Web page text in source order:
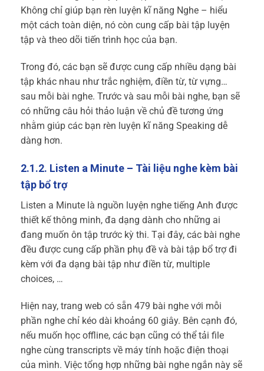
Không chỉ giúp bạn rèn luyện kĩ năng Nghe – hiểu
một cách toàn diện, nó còn cung cấp bài tập luyện
tập và theo dõi tiến trình học của bạn.
Trong đó, các bạn sẽ được cung cấp nhiều dạng bài
tập khác nhau như trắc nghiệm, điền từ, từ vựng…
sau mỗi bài nghe. Trước và sau mỗi bài nghe, bạn sẽ
có những câu hỏi thảo luận về chủ đề tương ứng
nhằm giúp các bạn rèn luyện kĩ năng Speaking dễ
dàng hơn.
2.1.2. Listen a Minute – Tài liệu nghe kèm bài
tập bổ trợ
Listen a Minute là nguồn luyện nghe tiếng Anh được
thiết kế thông minh, đa dạng dành cho những ai
đang muốn ôn tập trước kỳ thi. Tại đây, các bài nghe
đều được cung cấp phần phụ đề và bài tập bổ trợ đi
kèm với đa dạng bài tập như điền từ, multiple
choices, …
Hiện nay, trang web có sẵn 479 bài nghe với mỗi
phần nghe chỉ kéo dài khoảng 60 giây. Bên cạnh đó,
nếu muốn học offline, các bạn cũng có thể tải file
nghe cùng transcripts về máy tính hoặc điện thoại
của mình. Việc tổng hợp những bài nghe ngắn này sẽ